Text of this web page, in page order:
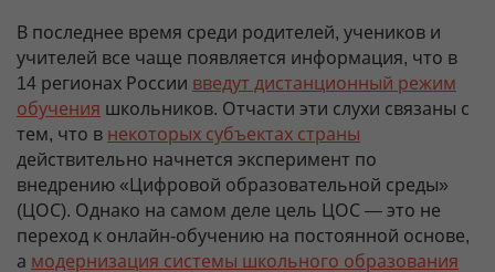
В последнее время среди родителей, учеников и
учителей все чаще появляется информация, что в
14 регионах России введут дистанционный режим
обучения школьников. Отчасти эти слухи связаны с
тем, что в некоторых субъектах страны
действительно начнется эксперимент по
внедрению «Цифровой образовательной среды»
(ЦОС). Однако на самом деле цель ЦОС — это не
переход к онлайн-обучению на постоянной основе,
а модернизация системы школьного образования